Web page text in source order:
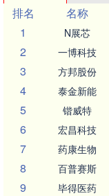
排名
名称
1
N展芯
2 一博科技
3 方邦股份
4 泰金新能
5 锴威特
6 宏昌科技
7 药康生物
8 百普赛斯
9 毕得医药